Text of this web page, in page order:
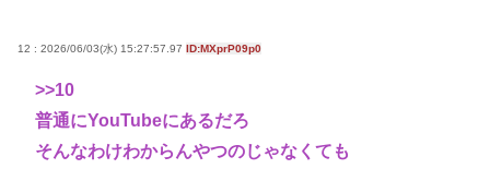
12 : 2026/06/03(水) 15:27:57.97 ID:MXprP09p0
>>10
普通にYouTubeにあるだろ
そんなわけわからんやつのじゃなくても